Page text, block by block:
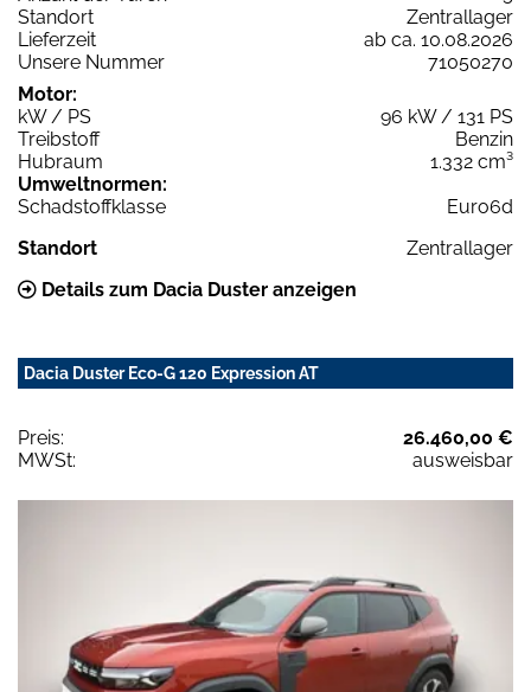
Standort
Zentrallager
Lieferzeit
ab ca. 10.08.2026
Unsere Nummer
71050270
Motor:
kW / PS
96 kW / 131 PS
Treibstoff
Benzin
Hubraum
1.332 cm³
Umweltnormen:
Schadstoffklasse
Euro6d
Standort
Zentrallager
Details zum Dacia Duster anzeigen
Dacia Duster Eco-G 120 Expression AT
Preis:
26.460,00 €
MWSt:
ausweisbar